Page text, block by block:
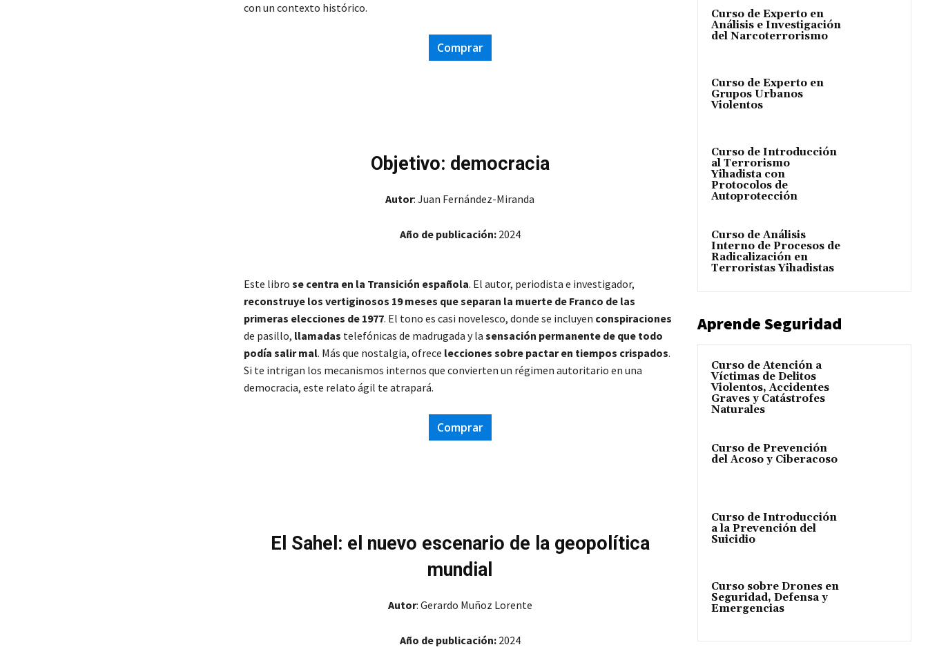
con un contexto histórico.
Comprar
Objetivo: democracia
Autor: Juan Fernández-Miranda
Año de publicación: 2024
Este libro se centra en la Transición española. El autor, periodista e investigador,
reconstruye los vertiginosos 19 meses que separan la muerte de Franco de las
primeras elecciones de 1977. El tono es casi novelesco, donde se incluyen conspiraciones
de pasillo, llamadas telefónicas de madrugada y la sensación permanente de que todo
podía salir mal. Más que nostalgia, ofrece lecciones sobre pactar en tiempos crispados.
Si te intrigan los mecanismos internos que convierten un régimen autoritario en una
democracia, este relato ágil te atrapará.
Comprar
El Sahel: el nuevo escenario de la geopolítica
mundial
Autor: Gerardo Muñoz Lorente
Año de publicación: 2024
Curso de Experto en
Análisis e Investigación
del Narcoterrorismo
Curso de Experto en
Grupos Urbanos
Violentos
Curso de Introducción
al Terrorismo
Yihadista con
Protocolos de
Autoprotección
Curso de Análisis
Interno de Procesos de
Radicalización en
Terroristas Yihadistas
Aprende Seguridad
Curso de Atención a
Víctimas de Delitos
Violentos, Accidentes
Graves y Catástrofes
Naturales
Curso de Prevención
del Acoso y Ciberacoso
Curso de Introducción
a la Prevención del
Suicidio
Curso sobre Drones en
Seguridad, Defensa y
Emergencias